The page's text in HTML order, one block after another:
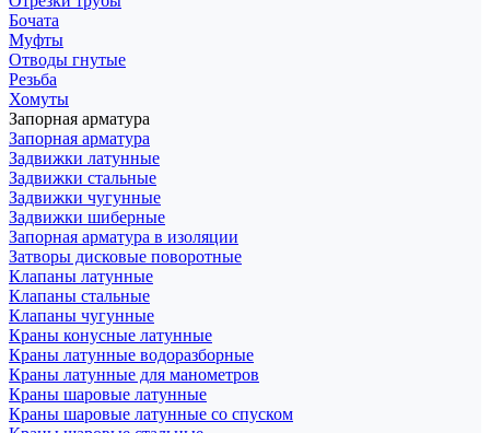
Бочата
Муфты
Отводы гнутые
Резьба
Хомуты
Запорная арматура
Запорная арматура
Задвижки латунные
Задвижки стальные
Задвижки чугунные
Задвижки шиберные
Запорная арматура в изоляции
Затворы дисковые поворотные
Клапаны латунные
Клапаны стальные
Клапаны чугунные
Краны конусные латунные
Краны латунные водоразборные
Краны латунные для манометров
Краны шаровые латунные
Краны шаровые латунные со спуском